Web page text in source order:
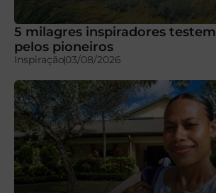
5 milagres inspiradores
pelos pioneiros
Inspiração03/08/2026